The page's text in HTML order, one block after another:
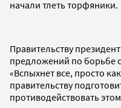
начали тлеть торфяники.
Правительству
предложений по борьбе
«Вспыхнет все, просто
правительству
противодействовать